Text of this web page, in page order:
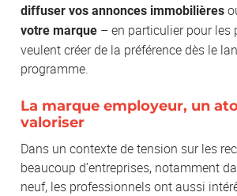
diffuser vos annonces immobilières
votre marque – en particulier pour les
veulent créer de la préférence dès le
programme.
La marque employeur, un
valoriser
Dans un contexte de tension sur les
beaucoup d’entreprises, notamment
neuf, les professionnels ont aussi